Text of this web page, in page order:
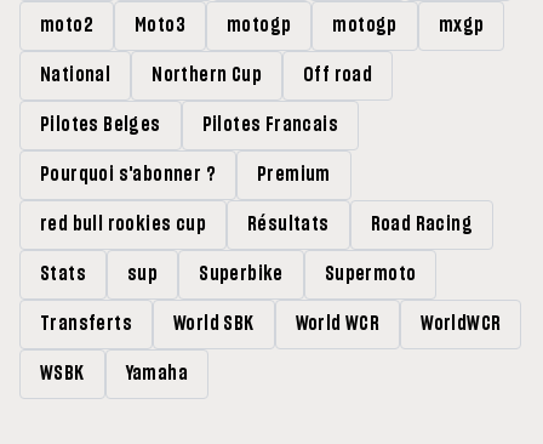
moto2 Moto3 motogp motogp mxgp
National Northern Cup Off road
Pilotes Belges Pilotes Francais
Pourquoi s'abonner ? Premium
red bull rookies cup Résultats Road Racing
Stats sup Superbike Supermoto
Transferts World SBK World WCR WorldWCR
WSBK Yamaha